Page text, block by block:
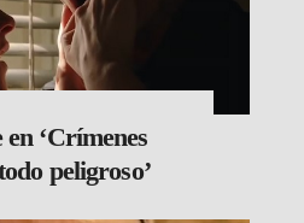
‘Crímenes
peligroso’